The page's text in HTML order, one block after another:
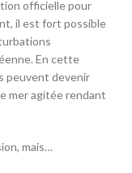
officielle pour
il est fort possible
En cette
peuvent devenir
mer agitée rendant
mais…